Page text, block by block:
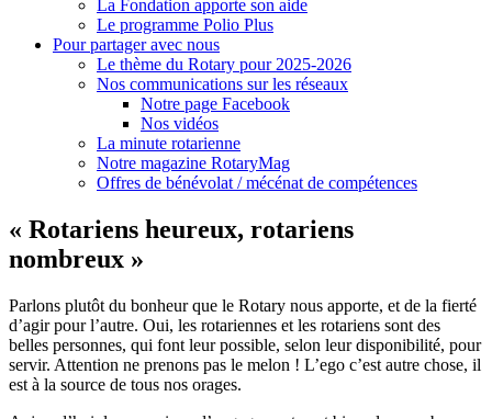
La Fondation apporte son aide
Le programme Polio Plus
Pour partager avec nous
Le thème du Rotary pour 2025-2026
Nos communications sur les réseaux
Notre page Facebook
Nos vidéos
La minute rotarienne
Notre magazine RotaryMag
Offres de bénévolat / mécénat de compétences
« Rotariens heureux, rotariens
nombreux »
Parlons plutôt du bonheur que le Rotary nous apporte, et de la fierté
d’agir pour l’autre. Oui, les rotariennes et les rotariens sont des
belles personnes, qui font leur possible, selon leur disponibilité, pour
servir. Attention ne prenons pas le melon ! L’ego c’est autre chose, il
est à la source de tous nos orages.